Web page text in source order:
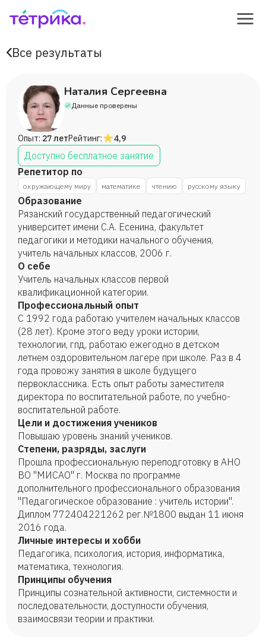
Все результаты
Наталия Сергеевна
Данные проверены
Опыт: 27 летРейтинг: 4,9
Доступно бесплатное занятие
Репетитор по
окружающему миру математике чтению русскому языку
Образование
Рязанский государственный педагогический
университет имени С.А. Есенина, факультет
педагогики и методики начального обучения,
учитель начальных классов, 2006 г.
О себе
Учитель начальных классов первой
квалификационной категории.
Профессиональный опыт
С 1992 года работаю учителем начальных классов
(28 лет). Кроме этого веду уроки истории,
технологии, гпд, работаю ежегодно в детском
летнем оздоровительном лагере при школе. Раз в 4
года провожу занятия в школе будущего
первоклассника. Есть опыт работы заместителя
директора по воспитательной работе, по учебно-
воспитательной работе.
Цели и достижения учеников
Повышаю уровень знаний учеников.
Степени, разряды, заслуги
Прошла профессиональную переподготовку в АНО
ВО "МИСАО" г. Москва по программе
дополнительного профессионального образования
"Педагогическое образование : учитель истории".
Диплом 772404221262 рег.№1800 выдан 11 июня
2016 года.
Личные интересы и хобби
Педагогика, психология, история, информатика,
математика, технология.
Принципы обучения
Принципы сознательной активности, системности и
последовательности, доступности обучения,
взаимосвязи теории и практики.